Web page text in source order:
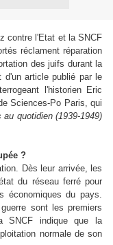
contre l'Etat et la SNCF
réclament réparation
des juifs durant la
d'un article publié par le
l'historien Eric
Sciences-Po Paris, qui
quotidien (1939-1949)
?
Dès leur arrivée, les
du réseau ferré pour
économiques du pays.
sont les premiers
SNCF indique que la
normale de son